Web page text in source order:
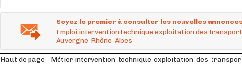
Soyez le premier à consulter les nouvelles
Emploi intervention technique exploitation des
Auvergne-Rhône-Alpes
Haut de page - Métier intervention-technique-exploitation-des-